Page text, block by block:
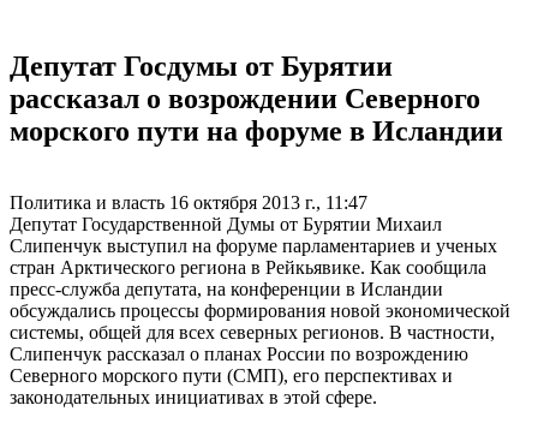
Депутат Госдумы от Бурятии
рассказал о возрождении Северного
морского пути на форуме в Исландии
Политика и власть 16 октября 2013 г., 11:47
Депутат Государственной Думы от Бурятии Михаил
Слипенчук выступил на форуме парламентариев и ученых
стран Арктического региона в Рейкьявике. Как сообщила
пресс-служба депутата, на конференции в Исландии
обсуждались процессы формирования новой экономической
системы, общей для всех северных регионов. В частности,
Слипенчук рассказал о планах России по возрождению
Северного морского пути (СМП), его перспективах и
законодательных инициативах в этой сфере.